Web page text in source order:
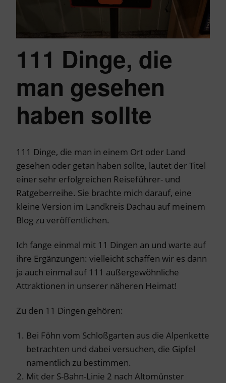
111 Dinge, die
man gesehen
haben sollte
111 Dinge, die man in einem Ort oder Land
gesehen oder getan haben sollte, lautet der Titel
einer sehr erfolgreichen Reiseführer- und
Ratgeberreihe. Sie brachte mich darauf, eine
kleine Version im Landkreis Dachau auf meinem
Blog zu veröffentlichen.
Ich fange einmal mit 11 Dingen an und warte auf
ihre Ergänzungen: vielleicht schaffen wir es dann
ja auch einmal auf 111 außergewöhnliche
Attraktionen in unserer näheren Heimat!
Zu den 11 Dingen gehören:
Bei Föhn vom Schloßgarten aus die Alpenkette
betrachten und dabei versuchen, die Gipfel
namentlich zu bestimmen.
Mit der S-Bahn-Linie 2 nach Altomünster